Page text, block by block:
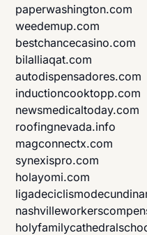
paperwashington.com
weedemup.com
bestchancecasino.com
bilalliaqat.com
autodispensadores.com
inductioncooktopp.com
newsmedicaltoday.com
roofingnevada.info
magconnectx.com
synexispro.com
holayomi.com